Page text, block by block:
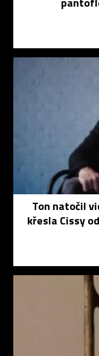
Ton natočil
křesla Cissy